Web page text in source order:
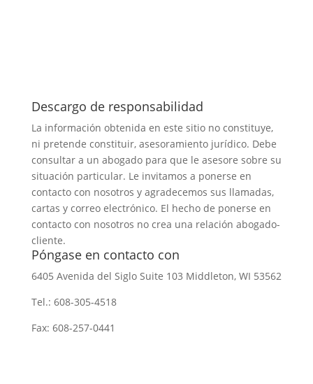
Descargo de responsabilidad
La información obtenida en este sitio no constituye,
ni pretende constituir, asesoramiento jurídico. Debe
consultar a un abogado para que le asesore sobre su
situación particular. Le invitamos a ponerse en
contacto con nosotros y agradecemos sus llamadas,
cartas y correo electrónico. El hecho de ponerse en
contacto con nosotros no crea una relación abogado-
cliente.
Póngase en contacto con
6405 Avenida del Siglo Suite 103 Middleton, WI 53562
Tel.: 608-305-4518
Fax: 608-257-0441